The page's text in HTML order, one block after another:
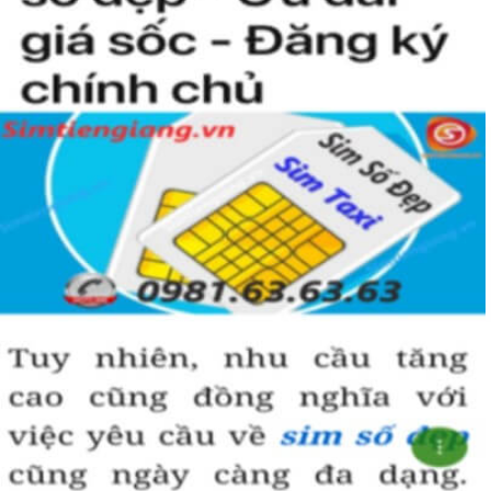
Đến với Sim Tiền Giang  khách hàng sẽ không phải lo về
chất lượng sim. Bởi chúng tôi cam kết đến người dùng
những số sim uy tín, chất lượng nhất.
Bên cạnh đó, khách hàng sẽ được đăng ký Sim chính chủ
miễn phí, được bảo hành sim dài hạn và có cơ hội nhận
được mức giá ưu đãi hấp dẫn.
Các Bước Đặt Mua Sim Càng Ngày
Càng Phát 1668 Giá Rẻ
Sim Tiền Giang là đơn vị cung cấp Sim Càng Ngày Càng
Phát sim đuôi 1668, sim giá rẻ uy tín chất lượng.
lựa số, một số phải vừa đẹp, vừa tốt về phong thủy thì mới
là sim hoàn hảo. Vậy phải làm sao?
Cách nhanh nhất để chọn mua được Sim Cang Ngay Cang
Phat sim đuôi 1668 là bạn vào trang chủ của Sim Tiền
Giang, chọn mục “Sim giảm giá “ ở ngay đầu trang chủ.